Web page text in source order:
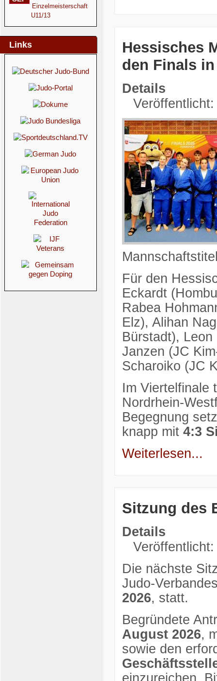
Einzelmeisterschaft
U11/13
Links
Hessisches
den Finals
Details
Für den
Eckardt
Rabea
Elz), Alihan
Bürstadt),
Janzen (JC
Scharoiko (JC
Im Viertelfinale
Nordrhein-
Begegnung
knapp mit 4:3
Weiterlesen...
Sitzung des
Details
Die nächste
Judo-
2026, statt.
Begründete
August 2026,
sowie den